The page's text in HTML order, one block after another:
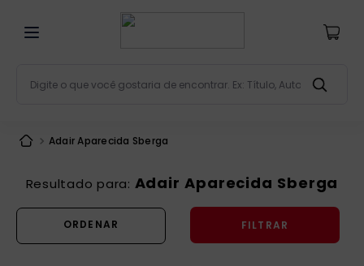
Adair Aparecida Sberga
Adair Aparecida Sberga
FILTRAR
º bíblia
terço